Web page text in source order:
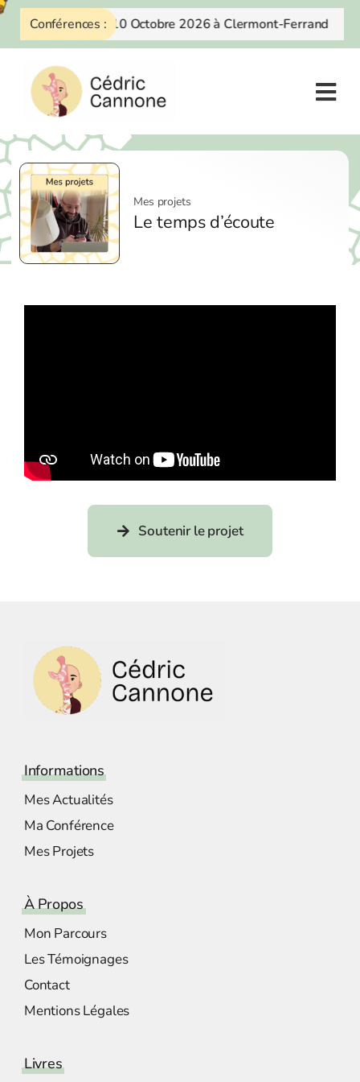
Skip
Conférences : 10 Octobre 2026 à Clermont-Ferrand
Mes projets
Le temps d’écoute
Soutenir le projet
Informations
Mes Actualités
Ma Conférence
Mes Projets
À Propos
Mon Parcours
Les Témoignages
Contact
Mentions Légales
Livres